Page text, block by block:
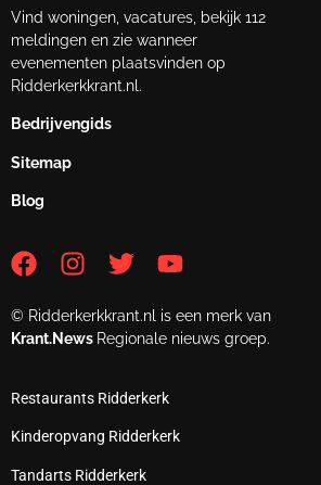
Vind woningen, vacatures, bekijk 112
meldingen en zie wanneer
evenementen plaatsvinden op
Ridderkerkkrant.nl.
Bedrijvengids
Sitemap
Blog
© Ridderkerkkrant.nl is een merk van
Krant.News Regionale nieuws groep.
Restaurants Ridderkerk
Kinderopvang Ridderkerk
Tandarts Ridderkerk